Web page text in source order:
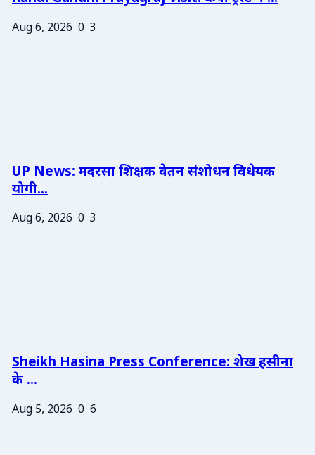
Aug 6, 2026 0 3
UP News: मदरसा शिक्षक वेतन संशोधन विधेयक
योगी...
Aug 6, 2026 0 3
Sheikh Hasina Press Conference: शेख हसीना
के ...
Aug 5, 2026 0 6